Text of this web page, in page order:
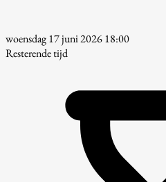
woensdag 17 juni 2026 18:00
Resterende tijd